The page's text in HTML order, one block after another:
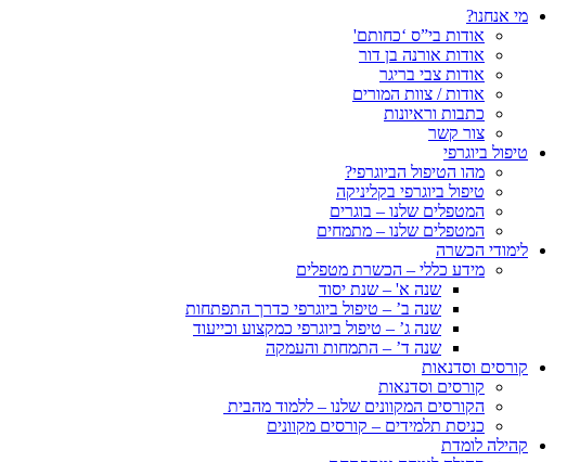
מי אנחנו?
אודות בי”ס ‘כחותם'
אודות אורנה בן דור
אודות צבי בריגר
אודות / צוות המורים
כתבות וראיונות
צור קשר
טיפול ביוגרפי
מהו הטיפול הביוגרפי?
טיפול ביוגרפי בקליניקה
המטפלים שלנו – בוגרים
המטפלים שלנו – מתמחים
לימודי הכשרה
מידע כללי – הכשרת מטפלים
שנה א' – שנת יסוד
שנה ב’ – טיפול ביוגרפי כדרך התפתחות
שנה ג’ – טיפול ביוגרפי כמקצוע וכייעוד
שנה ד’ – התמחות והעמקה
קורסים וסדנאות
קורסים וסדנאות
הקורסים המקוונים שלנו – ללמוד מהבית
כניסת תלמידים – קורסים מקוונים
קהילה לומדת